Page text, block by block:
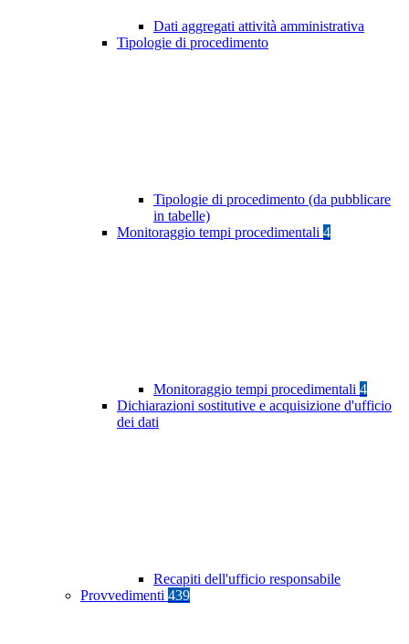
Dati aggregati attività amministrativa
Tipologie di procedimento
Tipologie di procedimento (da pubblicare
in tabelle)
Monitoraggio tempi procedimentali 4
Monitoraggio tempi procedimentali 4
Dichiarazioni sostitutive e acquisizione d'ufficio
dei dati
Recapiti dell'ufficio responsabile
Provvedimenti 439